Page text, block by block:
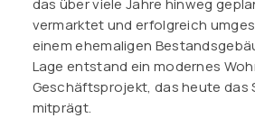
das über viele Jahre hinweg
vermarktet und erfolgreich
einem ehemaligen
Lage entstand ein modernes
Geschäftsprojekt, das heute das
mitprägt.